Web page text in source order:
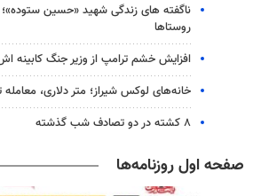
ناگفته های زندگی شهید «حسین
روستاها
افزایش خشم ترامپ از وزیر جنگ کابینه
خانه‌های لوکس شیراز؛ متر دلاری، معامله
۸ کشته در دو تصادف شب گذشته
صفحه اول روزنامه‌ها